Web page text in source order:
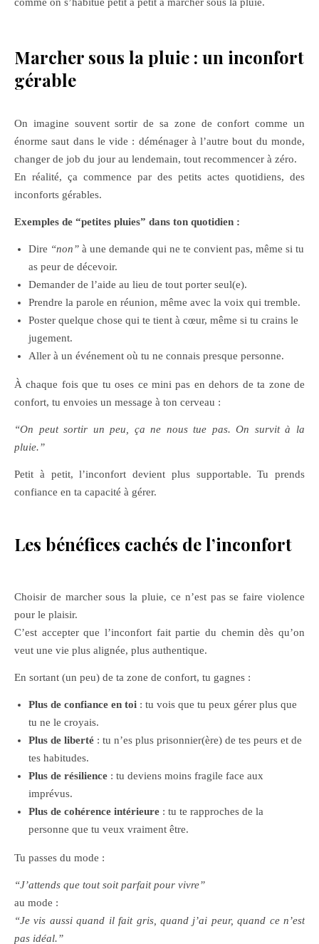
Marcher sous la pluie : un inconfort
gérable
On imagine souvent sortir de sa zone de confort comme un
énorme saut dans le vide : déménager à l’autre bout du monde,
changer de job du jour au lendemain, tout recommencer à zéro.
En réalité, ça commence par des petits actes quotidiens, des
inconforts gérables.
Exemples de “petites pluies” dans ton quotidien :
Dire “non” à une demande qui ne te convient pas, même si tu
as peur de décevoir.
Demander de l’aide au lieu de tout porter seul(e).
Prendre la parole en réunion, même avec la voix qui tremble.
Poster quelque chose qui te tient à cœur, même si tu crains le
jugement.
Aller à un événement où tu ne connais presque personne.
À chaque fois que tu oses ce mini pas en dehors de ta zone de
confort, tu envoies un message à ton cerveau :
“On peut sortir un peu, ça ne nous tue pas. On survit à la
pluie.”
Petit à petit, l’inconfort devient plus supportable. Tu prends
confiance en ta capacité à gérer.
Les bénéfices cachés de l’inconfort
Choisir de marcher sous la pluie, ce n’est pas se faire violence
pour le plaisir.
C’est accepter que l’inconfort fait partie du chemin dès qu’on
veut une vie plus alignée, plus authentique.
En sortant (un peu) de ta zone de confort, tu gagnes :
Plus de confiance en toi : tu vois que tu peux gérer plus que
tu ne le croyais.
Plus de liberté : tu n’es plus prisonnier(ère) de tes peurs et de
tes habitudes.
Plus de résilience : tu deviens moins fragile face aux
imprévus.
Plus de cohérence intérieure : tu te rapproches de la
personne que tu veux vraiment être.
Tu passes du mode :
“J’attends que tout soit parfait pour vivre”
au mode :
“Je vis aussi quand il fait gris, quand j’ai peur, quand ce n’est
pas idéal.”